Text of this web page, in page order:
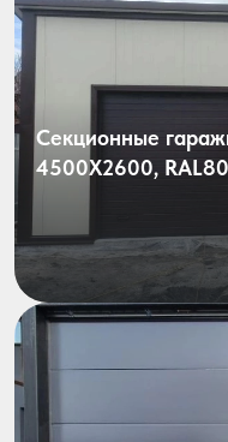
Секционные
4500X2600,